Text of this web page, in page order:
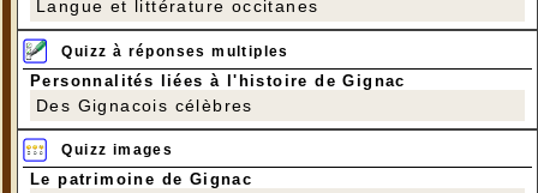
Langue et littérature occitanes
Quizz à réponses multiples
Personnalités liées à l'histoire de Gignac
Des Gignacois célèbres
Quizz images
Le patrimoine de Gignac